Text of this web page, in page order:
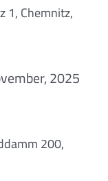
1, Chemnitz,
2025
200,